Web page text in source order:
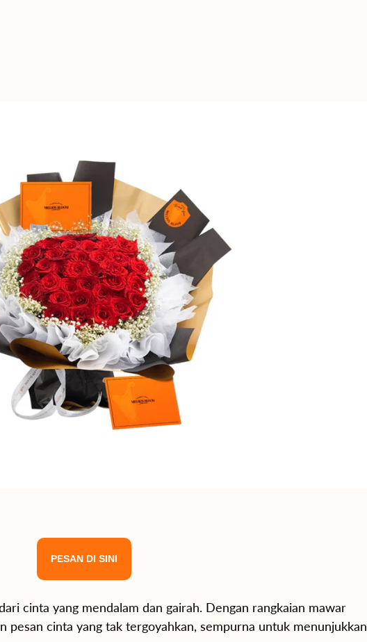
PESAN DI SINI
cinta yang mendalam dan gairah. Dengan rangkaian mawar
pesan cinta yang tak tergoyahkan, sempurna untuk menunjukkan